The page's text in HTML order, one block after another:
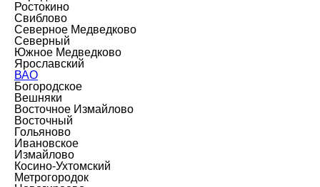
Ростокино
Свиблово
Северное Медведково
Северный
Южное Медведково
Ярославский
ВАО
Богородское
Вешняки
Восточное Измайлово
Восточный
Гольяново
Ивановское
Измайлово
Косино-Ухтомский
Метрогородок